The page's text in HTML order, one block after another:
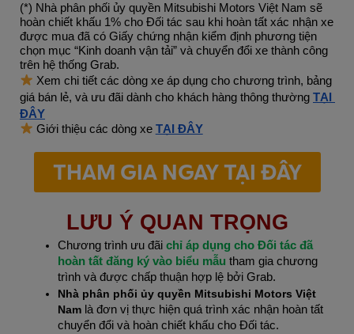
(*) Nhà phân phối ủy quyền Mitsubishi Motors Việt Nam sẽ
hoàn chiết khấu 1% cho Đối tác sau khi hoàn tất xác nhận xe
được mua đã có Giấy chứng nhận kiểm định phương tiện
chọn mục “Kinh doanh vận tải” và chuyển đổi xe thành công
trên hệ thống Grab.
Xem chi tiết các dòng xe áp dụng cho chương trình, bảng
giá bán lẻ, và ưu đãi dành cho khách hàng thông thường TẠI
ĐÂY
Giới thiệu các dòng xe TẠI ĐÂY
THAM GIA NGAY TẠI ĐÂY
LƯU Ý QUAN TRỌNG
Chương trình ưu đãi chỉ áp dụng cho Đối tác đã
hoàn tất đăng ký vào biểu mẫu tham gia chương
trình và được chấp thuận hợp lệ bởi Grab.
Nhà phân phối ủy quyền Mitsubishi Motors Việt
Nam là đơn vị thực hiện quá trình xác nhận hoàn tất
chuyển đổi và hoàn chiết khấu cho Đối tác.